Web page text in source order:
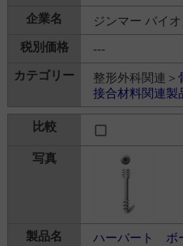
ジンマー バイ
---
整形外科関連＞
接合材料関連製
ハーバート ボ